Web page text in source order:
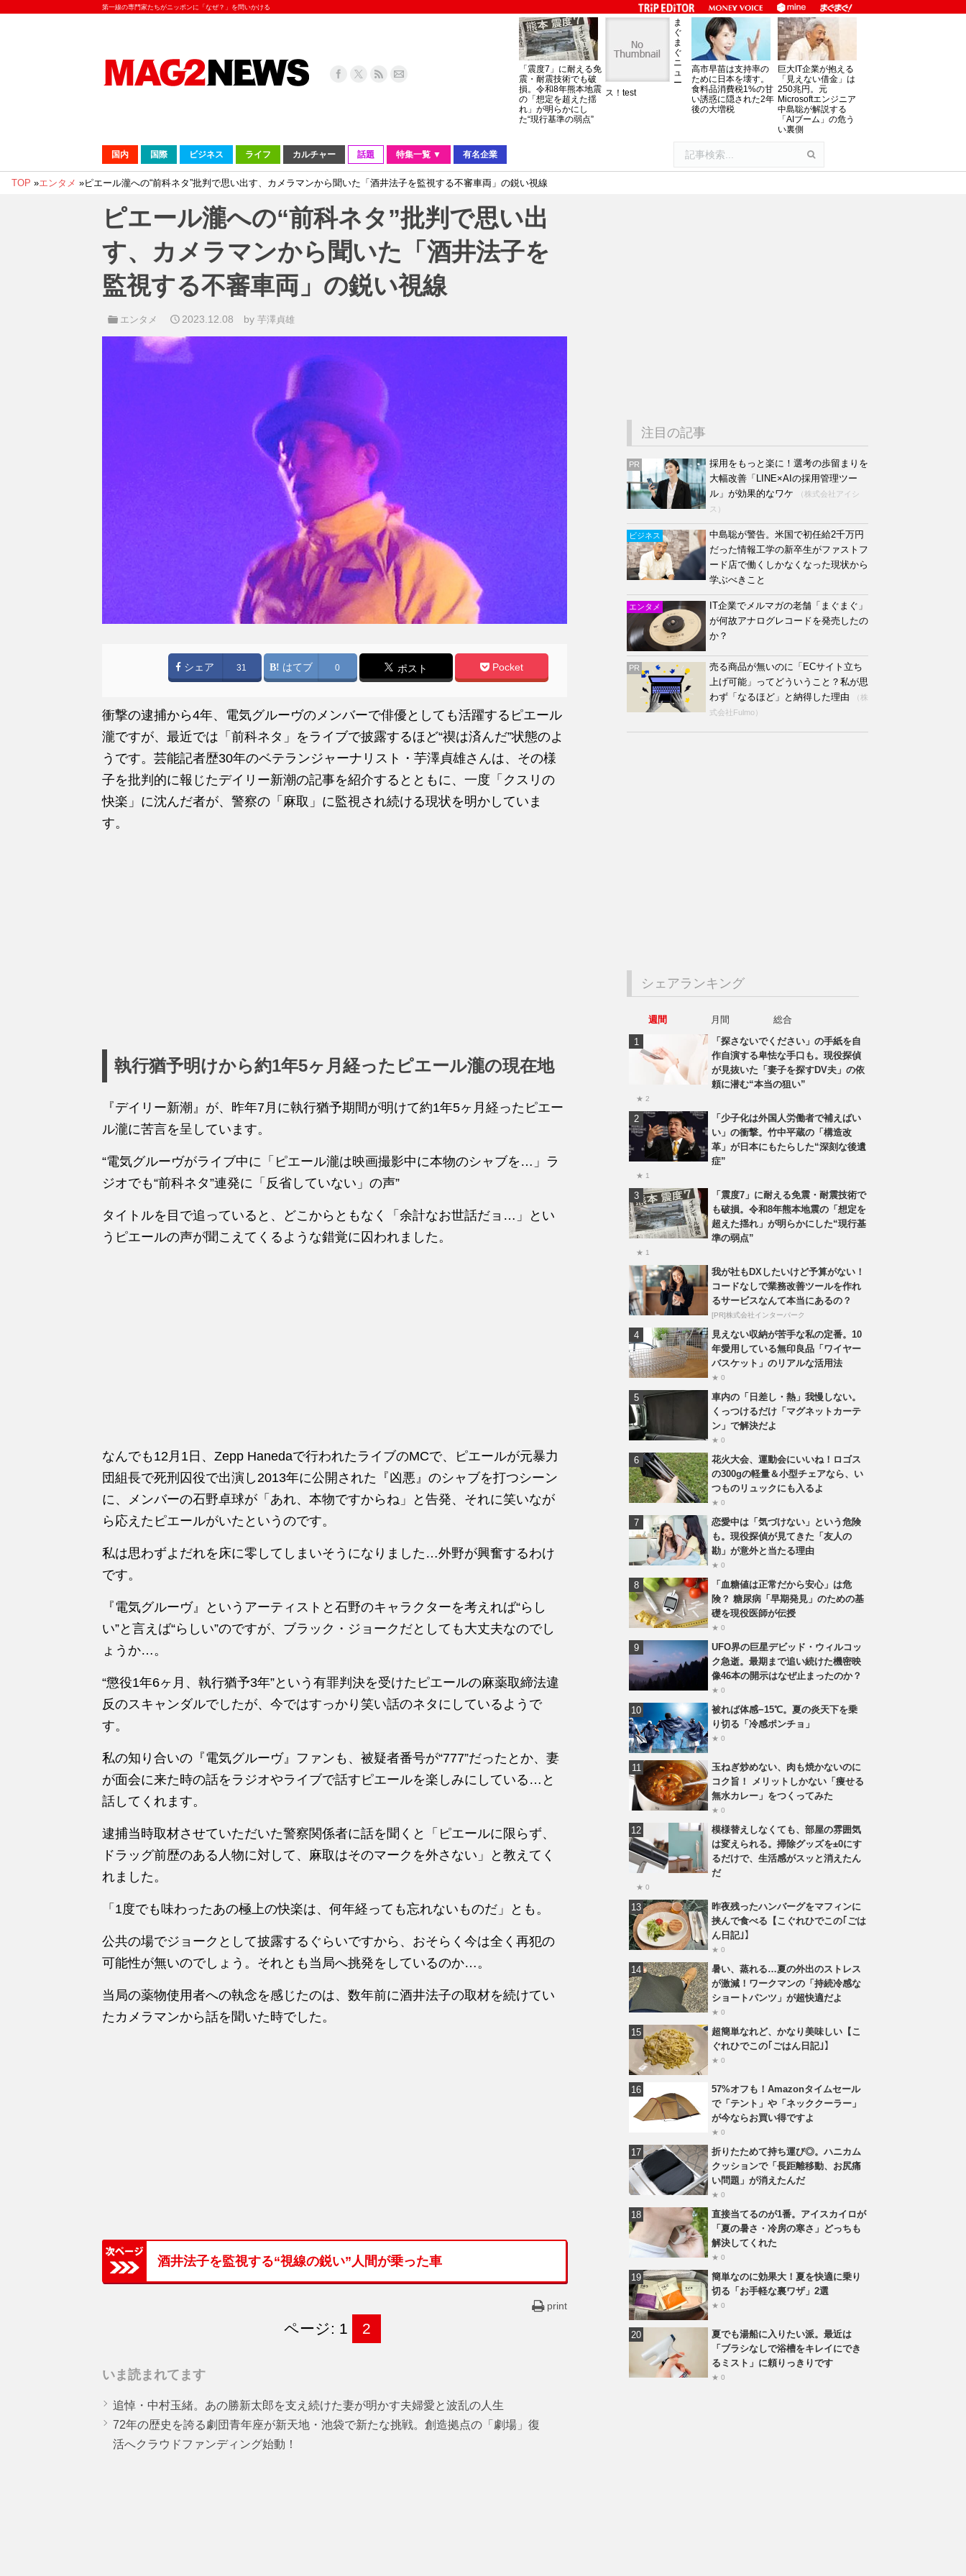
第一線の専門家たちがニッポンに「なぜ？」を問いかける
「震度7」に耐える免
震・耐震技術でも破
損。令和8年熊本地震
の「想定を超えた揺
れ」が明らかにし
た“現行基準の弱点”
ま
ぐ
ま
ぐ
ニ
ュ
ー
ス！test
高市早苗は支持率の
ために日本を壊す。
食料品消費税1%の甘
い誘惑に隠された2年
後の大増税
巨大IT企業が抱える
「見えない借金」は
250兆円。元
Microsoftエンジニア
中島聡が解説する
「AIブーム」の危う
い裏側
国内 国際 ビジネス ライフ カルチャー 話題 特集一覧 ▼ 有名企業
TOP »エンタメ »ピエール瀧への“前科ネタ”批判で思い出す、カメラマンから聞いた「酒井法子を監視する不審車両」の鋭い視線
ピエール瀧への“前科ネタ”批判で思い出
す、カメラマンから聞いた「酒井法子を
監視する不審車両」の鋭い視線
エンタメ 2023.12.08 by芋澤貞雄
シェア 31 はてブ 0 ポスト Pocket
衝撃の逮捕から4年、電気グルーヴのメンバーで俳優としても活躍するピエール
瀧ですが、最近では「前科ネタ」をライブで披露するほど“禊は済んだ”状態のよ
うです。芸能記者歴30年のベテランジャーナリスト・芋澤貞雄さんは、その様
子を批判的に報じたデイリー新潮の記事を紹介するとともに、一度「クスリの
快楽」に沈んだ者が、警察の「麻取」に監視され続ける現状を明かしていま
す。
執行猶予明けから約1年5ヶ月経ったピエール瀧の現在地
『デイリー新潮』が、昨年7月に執行猶予期間が明けて約1年5ヶ月経ったピエー
ル瀧に苦言を呈しています。
“電気グルーヴがライブ中に「ピエール瀧は映画撮影中に本物のシャブを…」ラ
ジオでも“前科ネタ”連発に「反省していない」の声”
タイトルを目で追っていると、どこからともなく「余計なお世話だョ…」とい
うピエールの声が聞こえてくるような錯覚に囚われました。
なんでも12月1日、Zepp Hanedaで行われたライブのMCで、ピエールが元暴力
団組長で死刑囚役で出演し2013年に公開された『凶悪』のシャブを打つシーン
に、メンバーの石野卓球が「あれ、本物ですからね」と告発、それに笑いなが
ら応えたピエールがいたというのです。
私は思わずよだれを床に零してしまいそうになりました…外野が興奮するわけ
です。
『電気グルーヴ』というアーティストと石野のキャラクターを考えれば“らし
い”と言えば“らしい”のですが、ブラック・ジョークだとしても大丈夫なのでし
ょうか…。
“懲役1年6ヶ月、執行猶予3年”という有罪判決を受けたピエールの麻薬取締法違
反のスキャンダルでしたが、今ではすっかり笑い話のネタにしているようで
す。
私の知り合いの『電気グルーヴ』ファンも、被疑者番号が“777”だったとか、妻
が面会に来た時の話をラジオやライブで話すピエールを楽しみにしている…と
話してくれます。
逮捕当時取材させていただいた警察関係者に話を聞くと「ピエールに限らず、
ドラッグ前歴のある人物に対して、麻取はそのマークを外さない」と教えてく
れました。
「1度でも味わったあの極上の快楽は、何年経っても忘れないものだ」とも。
公共の場でジョークとして披露するぐらいですから、おそらく今は全く再犯の
可能性が無いのでしょう。それとも当局へ挑発をしているのか…。
当局の薬物使用者への執念を感じたのは、数年前に酒井法子の取材を続けてい
たカメラマンから話を聞いた時でした。
酒井法子を監視する“視線の鋭い”人間が乗った車
print
ページ: 1 2
いま読まれてます
追悼・中村玉緒。あの勝新太郎を支え続けた妻が明かす夫婦愛と波乱の人生
72年の歴史を誇る劇団青年座が新天地・池袋で新たな挑戦。創造拠点の「劇場」復
活へクラウドファンディング始動！
注目の記事
PR
採用をもっと楽に！選考の歩留まりを
大幅改善「LINE×AIの採用管理ツー
ル」が効果的なワケ
（株式会社アイシ
ス）
ビジネス
中島聡が警告。米国で初任給2千万円
だった情報工学の新卒生がファストフ
ード店で働くしかなくなった現状から
学ぶべきこと
エンタメ
IT企業でメルマガの老舗「まぐまぐ」
が何故アナログレコードを発売したの
か？
PR
売る商品が無いのに「ECサイト立ち
上げ可能」ってどういうこと？私が思
わず「なるほど」と納得した理由
（株
式会社Fulmo）
シェアランキング
週間 月間
総合
「探さないでください」の手紙を自
作自演する卑怯な手口も。現役探偵
が見抜いた「妻子を探すDV夫」の依
頼に潜む“本当の狙い”
★ 2
「少子化は外国人労働者で補えばい
い」の衝撃。竹中平蔵の「構造改
革」が日本にもたらした“深刻な後遺
症”
★ 1
「震度7」に耐える免震・耐震技術で
も破損。令和8年熊本地震の「想定を
超えた揺れ」が明らかにした“現行基
準の弱点”
★ 1
我が社もDXしたいけど予算がない！
コードなしで業務改善ツールを作れ
るサービスなんて本当にあるの？
[PR]株式会社インターパーク
見えない収納が苦手な私の定番。10
年愛用している無印良品「ワイヤー
バスケット」のリアルな活用法
★ 0
車内の「日差し・熱」我慢しない。
くっつけるだけ「マグネットカーテ
ン」で解決だよ
★ 0
花火大会、運動会にいいね！ロゴス
の300gの軽量＆小型チェアなら、い
つものリュックにも入るよ
★ 0
恋愛中は「気づけない」という危険
も。現役探偵が見てきた「友人の
勘」が意外と当たる理由
★ 0
「血糖値は正常だから安心」は危
険？ 糖尿病「早期発見」のための基
礎を現役医師が伝授
★ 0
UFO界の巨星デビッド・ウィルコッ
ク急逝。最期まで追い続けた機密映
像46本の開示はなぜ止まったのか？
★ 0
被れば体感−15℃。夏の炎天下を乗
り切る「冷感ポンチョ」
★ 0
玉ねぎ炒めない、肉も焼かないのに
コク旨！ メリットしかない「痩せる
無水カレー」をつくってみた
★ 0
模様替えしなくても、部屋の雰囲気
は変えられる。掃除グッズを±0にす
るだけで、生活感がスッと消えたん
だ
★ 0
昨夜残ったハンバーグをマフィンに
挟んで食べる【こぐれひでこの｢ごは
ん日記｣】
★ 0
暑い、蒸れる…夏の外出のストレス
が激減！ワークマンの「持続冷感な
ショートパンツ」が超快適だよ
★ 0
超簡単なれど、かなり美味しい【こ
ぐれひでこの｢ごはん日記｣】
★ 0
57%オフも！Amazonタイムセール
で「テント」や「ネッククーラー」
が今ならお買い得ですよ
★ 0
折りたためて持ち運び◎。ハニカム
クッションで「長距離移動、お尻痛
い問題」が消えたんだ
★ 0
直接当てるのが1番。アイスカイロが
「夏の暑さ・冷房の寒さ」どっちも
解決してくれた
★ 0
簡単なのに効果大！夏を快適に乗り
切る「お手軽な裏ワザ」2選
★ 0
夏でも湯船に入りたい派。最近は
「ブラシなしで浴槽をキレイにでき
るミスト」に頼りっきりです
★ 0